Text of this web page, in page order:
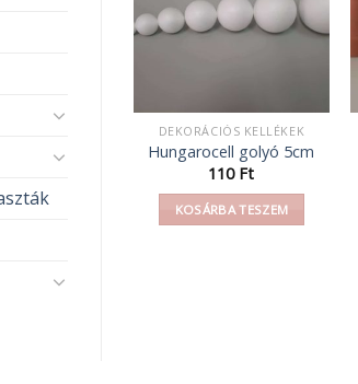
DEKORÁCIÓS KELLÉKEK
Hungarocell golyó 5cm
110 Ft
KOSÁRBA TESZEM
golyó 2cm
TESZEM